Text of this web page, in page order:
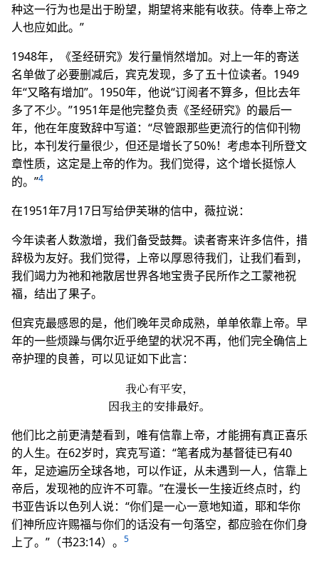
种这一行为也是出于盼望，期望将来能有收获。侍奉上帝之
人也应如此。”
1948年，《圣经研究》发行量悄然增加。对上一年的寄送
名单做了必要删减后，宾克发现，多了五十位读者。1949
年“又略有增加”。1950年，他说“订阅者不算多，但比去年
多了不少。”1951年是他完整负责《圣经研究》的最后一
年，他在年度致辞中写道：“尽管跟那些更流行的信仰刊物
比，本刊发行量很少，但还是增长了50%！考虑本刊所登文
章性质，这定是上帝的作为。我们觉得，这个增长挺惊人
的。”4
在1951年7月17日写给伊芙琳的信中，薇拉说：
今年读者人数激增，我们备受鼓舞。读者寄来许多信件，措
辞极为友好。我们觉得，上帝以厚恩待我们，让我们看到，
我们竭力为祂和祂散居世界各地宝贵子民所作之工蒙祂祝
福，结出了果子。
但宾克最感恩的是，他们晚年灵命成熟，单单依靠上帝。早
年的一些烦躁与偶尔近乎绝望的状况不再，他们完全确信上
帝护理的良善，可以见证如下此言：
我心有平安，
因我主的安排最好。
他们比之前更清楚看到，唯有信靠上帝，才能拥有真正喜乐
的人生。在62岁时，宾克写道：“笔者成为基督徒已有40
年，足迹遍历全球各地，可以作证，从未遇到一人，信靠上
帝后，发现祂的应许不可靠。”在漫长一生接近终点时，约
书亚告诉以色列人说：“你们是一心一意地知道，耶和华你
们神所应许赐福与你们的话没有一句落空，都应验在你们身
上了。”（书23:14）。 5